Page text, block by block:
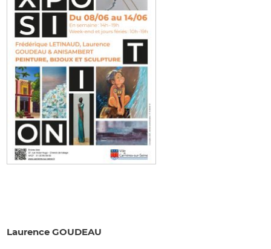
Laurence GOUDEAU